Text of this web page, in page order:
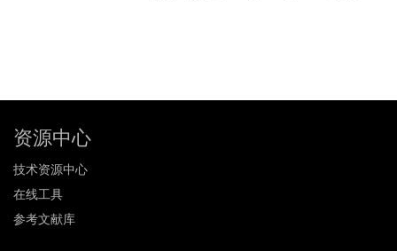
资源中心
技术资源中心
在线工具
参考文献库